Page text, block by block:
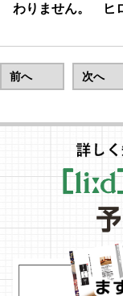
わりません。 ヒ
前へ 次へ